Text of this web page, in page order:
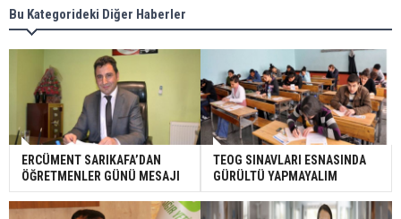
Bu Kategorideki Diğer Haberler
ERCÜMENT SARIKAFA’DAN
ÖĞRETMENLER GÜNÜ MESAJI
TEOG SINAVLARI ESNASINDA
GÜRÜLTÜ YAPMAYALIM